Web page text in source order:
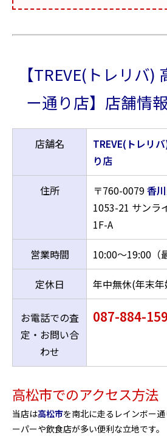
【TREVE(トレリバ
ー通り店】店舗情
店舗名
TREVE(トレリ
り店
住所 〒760-0079香
1053-21 サンラ
1F-A
営業時間 10:00～19:00（
定休日 年中無休(年末
お電話での査
定・お問い合
わせ
087-884-
高松市でのアクセス方法
当店は高松市を南北に走るレインボー
ーパーや飲食店が多い便利な立地です。